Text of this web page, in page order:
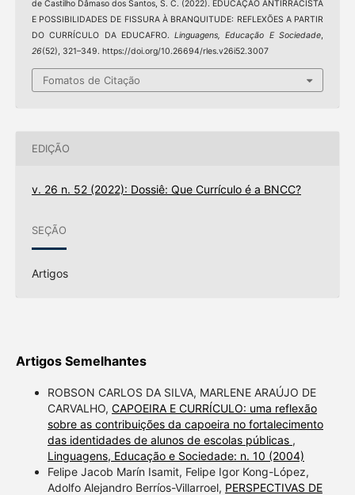
de Castilho Dâmaso dos Santos, S. C. (2022). EDUCAÇÂO ANTIRRACISTA
E POSSIBILIDADES DE FISSURA À BRANQUITUDE: REFLEXÕES A PARTIR
DO CURRÍCULO DA EDUCAFRO.Linguagens, Educação E Sociedade,
26(52), 321–349. https://doi.org/10.26694/rles.v26i52.3007
Fomatos de Citação
EDIÇÃO
v. 26 n. 52 (2022): Dossiê: Que Currículo é a BNCC?
SEÇÃO
Artigos
Artigos Semelhantes
ROBSON CARLOS DA SILVA, MARLENE ARAÚJO DE
CARVALHO, CAPOEIRA E CURRÍCULO: uma reflexão
sobre as contribuições da capoeira no fortalecimento
das identidades de alunos de escolas públicas ,
Linguagens, Educação e Sociedade: n. 10 (2004)
Felipe Jacob Marín Isamit, Felipe Igor Kong-López,
Adolfo Alejandro Berríos-Villarroel, PERSPECTIVAS DE